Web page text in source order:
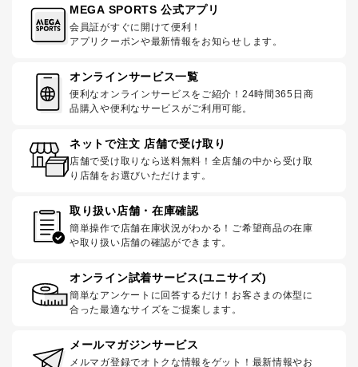
MEGA SPORTS 公式アプリ
会員証がすぐに開けて便利！
アプリクーポンや最新情報をお知らせします。
オンラインサービス一覧
便利なオンラインサービスをご紹介！24時間365日商
品購入や便利なサービスがご利用可能。
ネットで注文 店舗で受け取り
店舗で受け取りなら送料無料！全店舗の中から受け取
り店舗をお選びいただけます。
取り扱い店舗・在庫確認
簡単操作で店舗在庫状況がわかる！ご希望商品の在庫
や取り扱い店舗の確認ができます。
オンライン試着サービス(ユニサイズ)
簡単なアンケートに回答するだけ！お客さまの体型に
合った最適なサイズをご提案します。
メールマガジンサービス
メルマガ登録でオトクな情報をゲット！最新情報やお